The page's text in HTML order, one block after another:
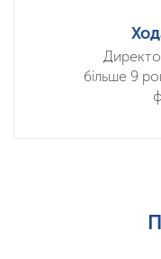
більше 9